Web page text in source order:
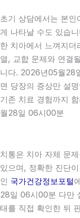
초기 상담에서는 본
게 나타날 수도 있습
한 치아에서 느껴지
열, 교합 문제와 연결
니다. 2026년05월28
면 당장의 증상만 설
기존 치료 경험까지
월28일 06시00분
치통은 치아 자체 문
있으며, 정확한 진단
인 국가건강정보포털
28일 06시00분 다만
태를 직접 확인한 뒤